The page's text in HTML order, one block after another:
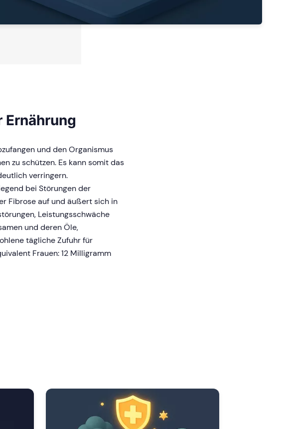
und den Organismus
zu schützen. Es kann somit das
verringern.
bei Störungen der
Fibrose auf und äußert sich in
Leistungsschwäche
und deren Öle,
tägliche Zufuhr für
Frauen: 12 Milligramm